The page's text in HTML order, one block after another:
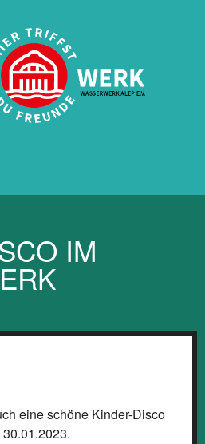
IM
eine schöne Kinder-Disco